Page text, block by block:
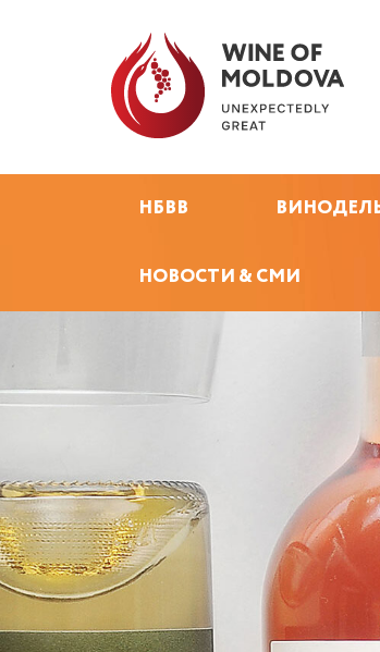
НБВВ
НОВОСТИ & СМИ